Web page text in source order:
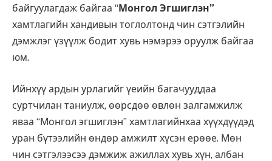
байгуулагдаж байгаа “Монгол Эгшиглэн”
хамтлагийн хандивын тоглолтонд чин сэтгэлийн
дэмжлэг үзүүлж бодит хувь нэмэрээ оруулж байгаа
юм.
Ийнхүү ардын урлагийг үеийн багачууддаа
суртчилан таниулж, өөрсдөө өвлөн залгамжилж
яваа “Монгол эгшиглэн” хамтлагийнхаа хүүхдүүдэд
уран бүтээлийн өндөр амжилт хүсэн ерөөе. Мөн
чин сэтгэлээсээ дэмжиж ажиллах хувь хүн, албан